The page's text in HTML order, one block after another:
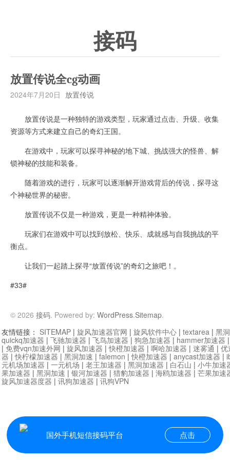
接码
放置传说全cg动画
2024年7月20日 放置传说
放置传说是一种独特的游戏类型，玩家通过点击、升级、收集
资源等方式来建立自己的奇幻王国。
在游戏中，玩家可以探寻神秘的地下城、挑战强大的怪兽、解
锁神秘的技能和装备。
随着游戏的进行，玩家可以逐渐解开游戏背后的传说，探寻这
个神秘世界的秘密。
放置传说不仅是一种游戏，更是一种精神体验。
玩家们在游戏中可以找到放松、快乐、成就感与自我挑战的平
衡点。
让我们一起踏上探寻“放置传说”的奇幻之旅吧！。
#33#
© 2026 接码. Powered by: WordPress.Sitemap.
国外手机短信接码平台 点击
友情链接： SITEMAP | 旋风加速器官网 | 旋风软件中心 | textarea | 黑
quickq加速器 | 飞驰加速器 | 飞鸟加速器 | 狗急加速器 | hammer加速器
| 免费vqn加速外网 | 旋风加速器 |快橙加速器 | 啊哈加速器 | 迷雾通 | 优
器 |快柠檬加速器 | 黑洞加速 | falemon |快橙加速器 | anycast加速器 |
元机场加速器 | 一元机场 | 老王加速器 | 黑洞加速器 | 白石山 | 小牛加速
果加速器 | 黑洞加速 | 银河加速器 | 猎豹加速器 | 海鸥加速器 | 芒果加速
旋风加速器度器 | 讯狗加速器 | 讯狗VPN